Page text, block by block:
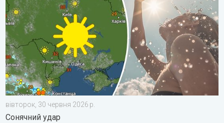
вівторок, 30 червня 2026 р.
Сонячний удар